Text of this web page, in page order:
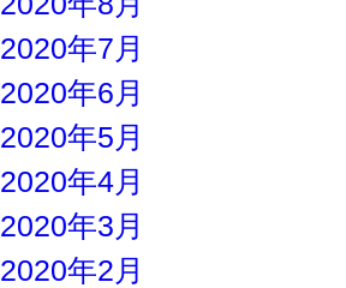
2020年7月
2020年6月
2020年5月
2020年4月
2020年3月
2020年2月